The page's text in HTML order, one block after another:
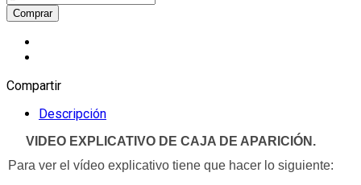
Compartir
Descripción
VIDEO EXPLICATIVO DE CAJA DE APARICIÓN.
Para ver el vídeo explicativo tiene que hacer lo siguiente: